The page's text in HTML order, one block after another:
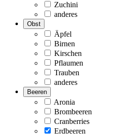
Zuchini
anderes
Obst
Äpfel
Birnen
Kirschen
Pflaumen
Trauben
anderes
Beeren
Aronia
Brombeeren
Cranberries
Erdbeeren